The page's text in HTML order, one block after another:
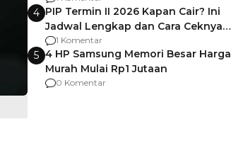
4 PIP Termin II 2026 Kapan Cair? Ini
Jadwal Lengkap dan Cara Ceknya
agar Dana Tidak Hangus!
1 Komentar
5 4 HP Samsung Memori Besar Harga
Murah Mulai Rp1 Jutaan
0 Komentar